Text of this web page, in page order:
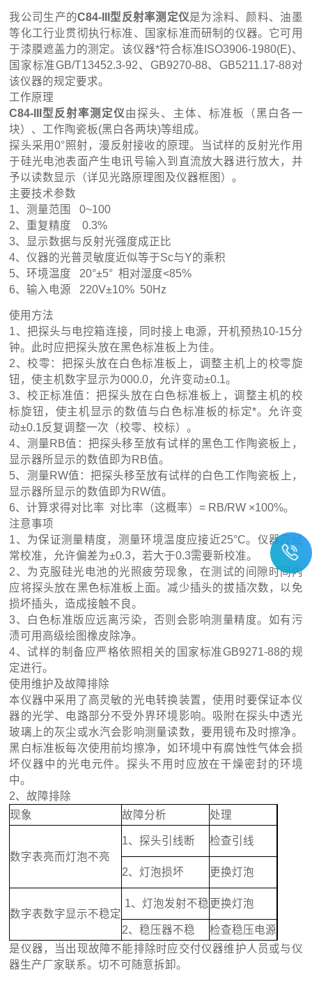
我公司生产的C84-III型反射率测定仪是为涂料、颜料、油墨
等化工行业贯彻执行标准、国家标准而研制的仪器。它可用
于漆膜遮盖力的测定。该仪器*符合标准ISO3906-1980(E)、
国家标准GB/T13452.3-92、GB9270-88、GB5211.17-88对
该仪器的规定要求。
工作原理
C84-III型反射率测定仪由探头、主体、标准板（黑白各一
块）、工作陶瓷板(黑白各两块)等组成。
探头采用0°照射，漫反射接收的原理。当试样的反射光作用
于硅光电池表面产生电讯号输入到直流放大器进行放大，并
予以读数显示（详见光路原理图及仪器框图）。
主要技术参数
1、测量范围 0~100
2、重复精度 0.3%
3、显示数据与反射光强度成正比
4、仪器的光普灵敏度近似等于Sc与Y的乘积
5、环境温度 20°±5° 相对湿度<85%
6、输入电源 220V±10% 50Hz
使用方法
1、把探头与电控箱连接，同时接上电源，开机预热10-15分
钟。此时应把探头放在黑色标准板上为佳。
2、校零：把探头放在白色标准板上，调整主机上的校零旋
钮，使主机数字显示为000.0，允许变动±0.1。
3、校正标准值：把探头放在白色标准板上，调整主机的校
标旋钮，使主机显示的数值与白色标准板的标定*。允许变
动±0.1反复调整一次（校零、校标）。
4、测量RB值：把探头移至放有试样的黑色工作陶瓷板上，
显示器所显示的数值即为RB值。
5、测量RW值：把探头移至放有试样的白色工作陶瓷板上，
显示器所显示的数值即为RW值。
6、计算求得对比率 对比率（这概率）= RB/RW ×100%。
注意事项
1、为保证测量精度，测量环境温度应接近25°C。仪器应经
常校准，允许偏差为±0.3，若大于0.3需要新校准。
2、为克服硅光电池的光照疲劳现象，在测试的间隙时间内
应将探头放在黑色标准板上面。减少插头的拔插次数，以免
损坏插头，造成接触不良。
3、白色标准版应远离污染，否则会影响测量精度。如有污
渍可用高级绘图橡皮除净。
4、试样的制备应严格依照相关的国家标准GB9271-88的规
定进行。
使用维护及故障排除
本仪器中采用了高灵敏的光电转换装置，使用时要保证本仪
器的光学、电路部分不受外界环境影响。吸附在探头中透光
玻璃上的灰尘或水汽会影响测量读数，要用镜布及时擦净。
黑白标准板每次使用前均擦净，如环境中有腐蚀性气体会损
坏仪器中的光电元件。探头不用时应放在干燥密封的环境
中。
2、故障排除
现象
故障分析 处理
数字表亮而灯泡不亮
1、探头引线断 检查引线
2、灯泡损坏 更换灯泡
数字表数字显示不稳定
1、灯泡发射不稳 更换灯泡
2、稳压器不稳
检查稳压电源
是仪器，当出现故障不能排除时应交付仪器维护人员或与仪
器生产厂家联系。切不可随意拆卸。